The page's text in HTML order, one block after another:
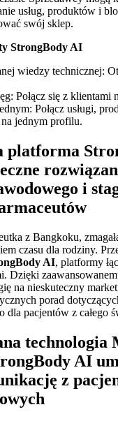
usług, produktów i
swój sklep.
StrongBody AI
wiedzy technicznej:
Połącz się z klientami
Połącz usługi,
jednym profilu.
platforma
i
z Bangkoku,
czasu dla rodziny.
AI, platformy
Dzięki
na nieskuteczny
porad
pacjentów z całego
AI
z